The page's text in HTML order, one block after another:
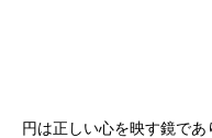
円は正しい心を映す鏡で